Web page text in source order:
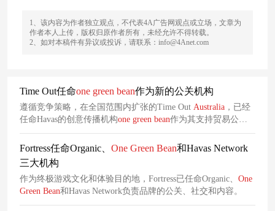
1、该内容为作者独立观点，不代表4A广告网观点或立场，文章为
作者本人上传，版权归原作者所有，未经允许不得转载。
2、如对本稿件有异议或投诉，请联系：info@4Anet.com
Time Out任命one green bean作为新的公关机构
遵循竞争策略，在全国范围内扩张的Time Out Australia ，已经
任命Havas的创意传播机构one green bean作为其支持贸易公
关、影响者合作和社交媒体。
Fortress任命Organic、 One Green Bean和Havas Network
三大机构
作为终极游戏文化和体验目的地，Fortress已任命Organic、 One
Green Bean和Havas Network负责品牌的公关、社交和内容。